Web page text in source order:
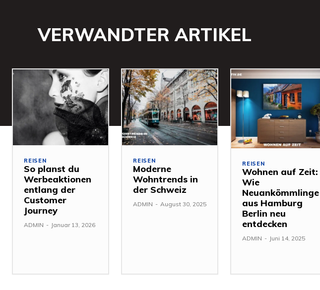
VERWANDTER ARTIKEL
REISEN
So planst du
Werbeaktionen
entlang der
Customer
Journey
ADMIN - Januar 13, 2026
REISEN
Moderne
Wohntrends in
der Schweiz
ADMIN - August 30, 2025
REISEN
Wohnen auf Zeit:
Wie
Neuankömmlinge
aus Hamburg
Berlin neu
entdecken
ADMIN - Juni 14, 2025